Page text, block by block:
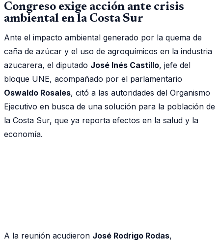
Congreso exige acción ante crisis
ambiental en la Costa Sur
Ante el impacto ambiental generado por la quema de
caña de azúcar y el uso de agroquímicos en la industria
azucarera, el diputado José Inés Castillo, jefe del
bloque UNE, acompañado por el parlamentario
Oswaldo Rosales, citó a las autoridades del Organismo
Ejecutivo en busca de una solución para la población de
la Costa Sur, que ya reporta efectos en la salud y la
economía.
A la reunión acudieron José Rodrigo Rodas,